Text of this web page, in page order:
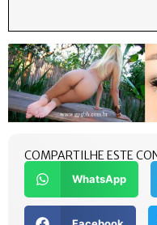
COMPARTILHE ESTE
WhatsApp